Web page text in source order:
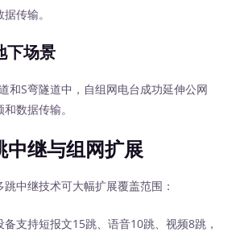
传输。
下场景
S弯隧道中，自组网电台成功延伸公网
数据传输。
继与组网扩展
中继技术可大幅扩展覆盖范围：
备支持短报文15跳、语音10跳、视频8跳，